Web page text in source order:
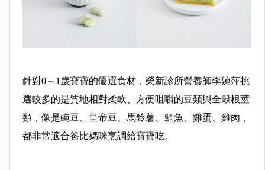
針對0～1歲寶寶的優選食材，榮新診所營養師李婉萍挑
選較多的是質地相對柔軟、方便咀嚼的豆類與全穀根莖
類，像是豌豆、皇帝豆、馬鈴薯、鯛魚、雞蛋、雞肉，
都非常適合爸比媽咪烹調給寶寶吃。